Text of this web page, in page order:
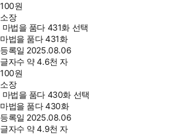
100원
소장
마법을 품다 431화 선택
마법을 품다 431화
등록일 2025.08.06
글자수 약 4.6천 자
100원
소장
마법을 품다 430화 선택
마법을 품다 430화
등록일 2025.08.06
글자수 약 4.9천 자